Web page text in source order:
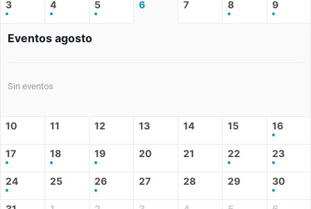
3 4 5 6 7 8 9
Eventos agosto
Sin eventos
10 11 12 13 14 15 16
17 18 19 20 21 22 23
24 25 26 27 28 29 30